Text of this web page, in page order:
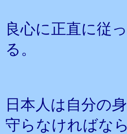
良心に正直に従
る。
日本人は自分の
守らなければな